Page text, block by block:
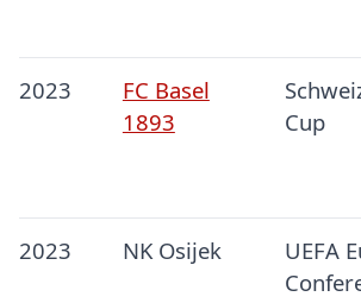
2023
FC Basel
1893
Cup
2023 NK Osijek
UEFA